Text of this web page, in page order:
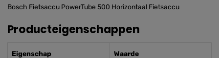
Bosch Fietsaccu PowerTube 500 Horizontaal Fietsaccu
Producteigenschappen
Eigenschap Waarde